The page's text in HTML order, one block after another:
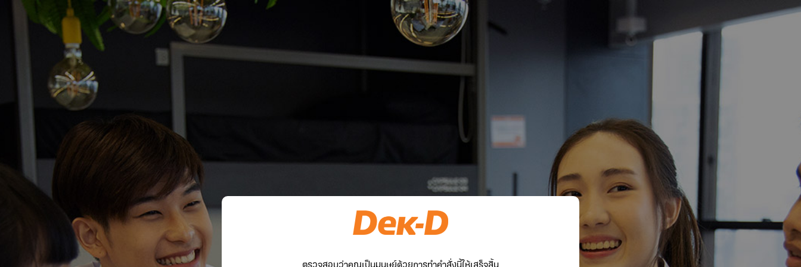
ตรวจสอบว่าคุณเป็นมนุษย์ด้วยการทำคำสั่งนี้ให้เสร็จสิ้น